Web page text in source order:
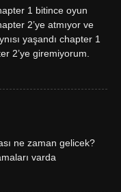
1 bitince oyun
2’ye atmıyor ve
yaşandı chapter 1
2’ye giremiyorum.
ne zaman gelicek?
varda